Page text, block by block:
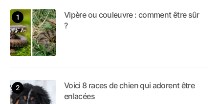
Vipère ou couleuvre : comment être sûr
?
Voici 8 races de chien qui adorent être
enlacées